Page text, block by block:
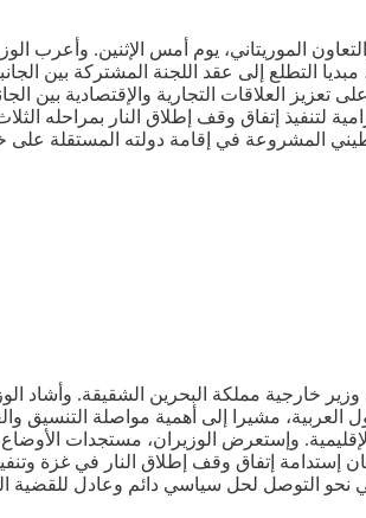
الموريتاني، يوم أمس الإثنين. وأعرب
التطلع إلى عقد اللجنة المشتركة بين
العلاقات التجارية والإقتصادية بين
لتنفيذ إتفاق وقف إطلاق النار بمراحله
خارجية مملكة البحرين الشقيقة. وأشاد
مشيرا إلى أهمية مواصلة التنسيق
وإستعرض الوزيران، مستجدات
إتفاق وقف إطلاق النار في غزة وتنفيذ
التوصل لحل سياسي دائم وعادل للقضية